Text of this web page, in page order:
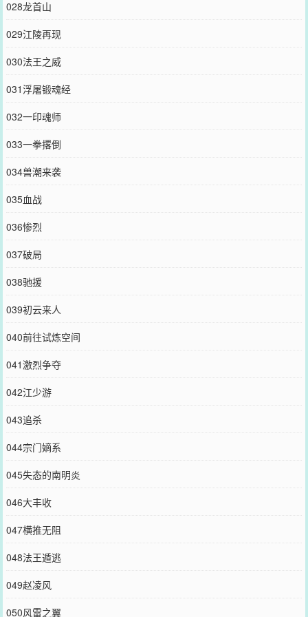
028龙首山
029江陵再现
030法王之威
031浮屠锻魂经
032一印魂师
033一拳撂倒
034兽潮来袭
035血战
036惨烈
037破局
038驰援
039初云来人
040前往试炼空间
041激烈争夺
042江少游
043追杀
044宗门嫡系
045失态的南明炎
046大丰收
047横推无阻
048法王遁逃
049赵凌风
050风雷之翼